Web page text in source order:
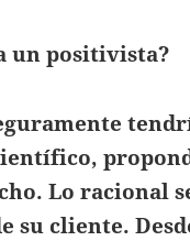
un positivista?
Lo racional
su cliente.